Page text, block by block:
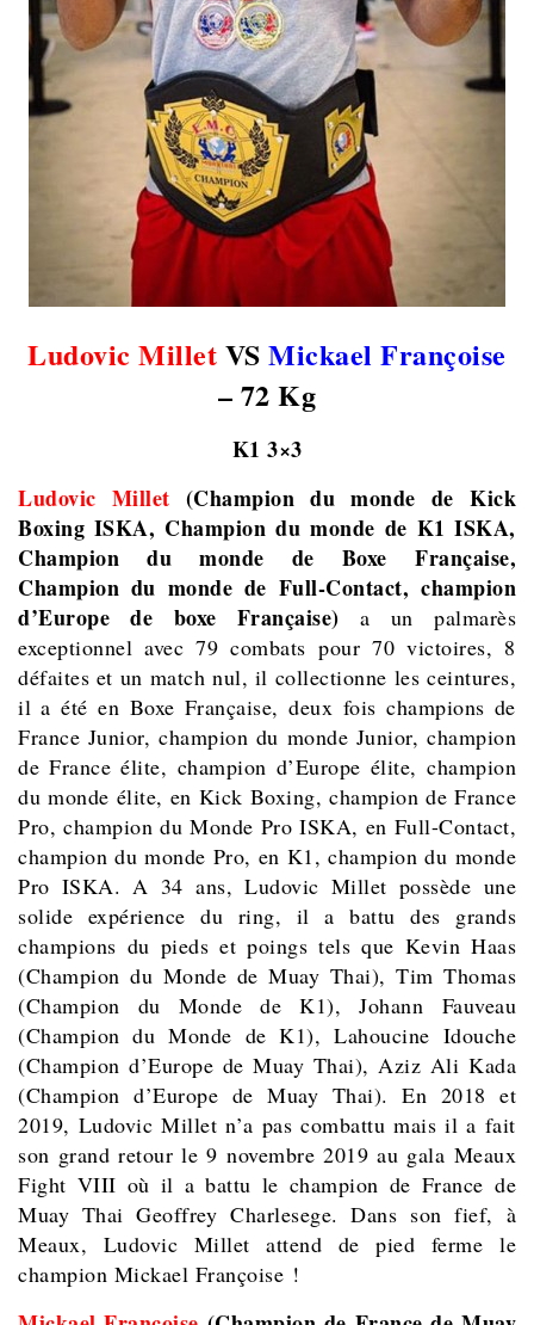
Ludovic Millet VSMickael Françoise
– 72 Kg
K1 3×3
Ludovic Millet (Champion du monde de Kick
Boxing ISKA, Champion du monde de K1 ISKA,
Champion du monde de Boxe Française,
Champion du monde de Full-Contact, champion
d’Europe de boxe Française) a un palmarès
exceptionnel avec 79 combats pour 70 victoires, 8
défaites et un match nul, il collectionne les ceintures,
il a été en Boxe Française, deux fois champions de
France Junior, champion du monde Junior, champion
de France élite, champion d’Europe élite, champion
du monde élite, en Kick Boxing, champion de France
Pro, champion du Monde Pro ISKA, en Full-Contact,
champion du monde Pro, en K1, champion du monde
Pro ISKA. A 34 ans, Ludovic Millet possède une
solide expérience du ring, il a battu des grands
champions du pieds et poings tels que Kevin Haas
(Champion du Monde de Muay Thai), Tim Thomas
(Champion du Monde de K1), Johann Fauveau
(Champion du Monde de K1), Lahoucine Idouche
(Champion d’Europe de Muay Thai), Aziz Ali Kada
(Champion d’Europe de Muay Thai). En 2018 et
2019, Ludovic Millet n’a pas combattu mais il a fait
son grand retour le 9 novembre 2019 au gala Meaux
Fight VIII où il a battu le champion de France de
Muay Thai Geoffrey Charlesege. Dans son fief, à
Meaux, Ludovic Millet attend de pied ferme le
champion Mickael Françoise !